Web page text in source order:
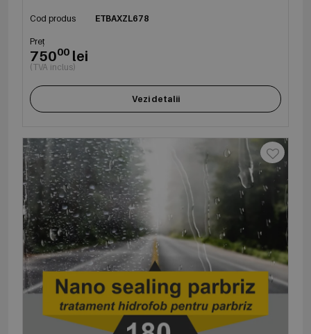
Cod produs ETBAXZL678
Preț
75000 lei
(TVA inclus)
Vezi detalii